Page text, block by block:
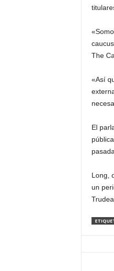
The
«Así
El
Long,
un